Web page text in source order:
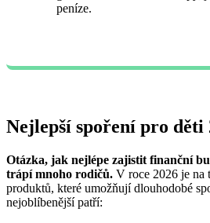
peníze.
Nejlepší spoření pro děti
Otázka, jak nejlépe zajistit finanční
trápí mnoho rodičů. V roce 2026 je na
produktů, které umožňují dlouhodobé
nejoblíbenější patří: